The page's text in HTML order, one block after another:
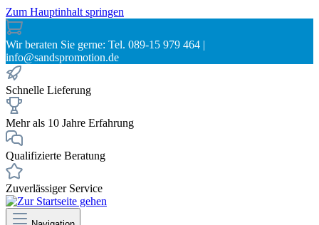
Zum Hauptinhalt springen
Wir beraten Sie gerne: Tel. 089-15 979 464 |
info@sandspromotion.de
Schnelle Lieferung
Mehr als 10 Jahre Erfahrung
Qualifizierte Beratung
Zuverlässiger Service